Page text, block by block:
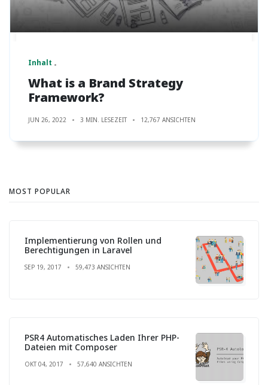
Inhalt
What is a Brand Strategy
Framework?
JUN 26, 2022 3 MIN. LESEZEIT 12,767 ANSICHTEN
MOST POPULAR
Implementierung von Rollen und
Berechtigungen in Laravel
SEP 19, 2017 59,473 ANSICHTEN
PSR4 Automatisches Laden Ihrer PHP-
Dateien mit Composer
OKT 04, 2017 57,640 ANSICHTEN